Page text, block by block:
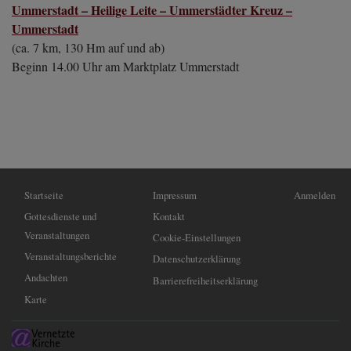
Ummerstadt – Heilige Leite – Ummerstädter Kreuz –
Ummerstadt
(ca. 7 km, 130 Hm auf und ab)
Beginn 14.00 Uhr am Marktplatz Ummerstadt
Hauptnavigation
Startseite
Gottesdienste und
Veranstaltungen
Veranstaltungsberichte
Andachten
Karte
Fußbereichsmenü
Impressum
Kontakt
Cookie-Einstellungen
Datenschutzerklärung
Barrierefreiheitserklärung
Anmelden